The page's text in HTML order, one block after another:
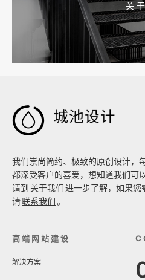
2026-08-02 17:58:44
工厂短视频拍摄后，怎样放进官
关 于

我们崇尚简约、极致的原创设计，
都深受客户的喜爱，想知道我们可
请到 关于我们进一步了解，如果您
请联系我们。
高端网站建设
解决方案